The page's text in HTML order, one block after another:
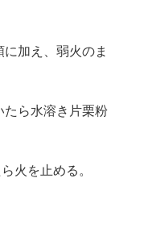
加え、弱火のま
ら水溶き片栗粉
火を止める。